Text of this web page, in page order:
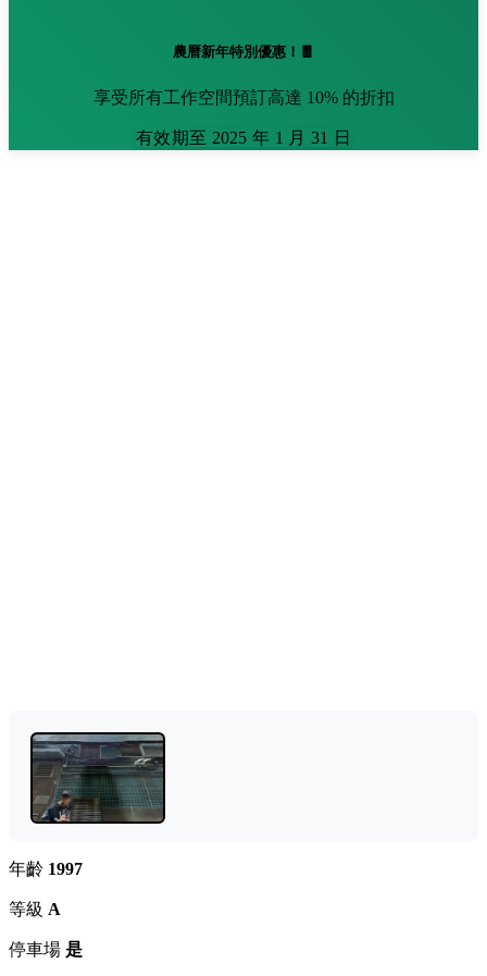
農曆新年特別優惠！🧧
享受所有工作空間預訂高達 10% 的折扣
有效期至 2025 年 1 月 31 日
年齡 1997
等級 A
停車場 是